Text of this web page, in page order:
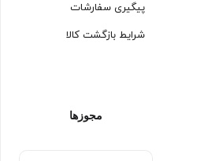
پیگیری سفارشات
شرایط بازگشت کالا
مجوزها